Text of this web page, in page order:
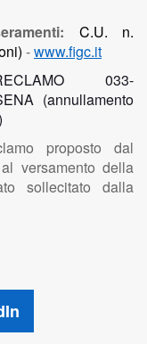
C.U. n.
-www.figc.it
033-
(annullamento
proposto dal
versamento della
sollecitato dalla